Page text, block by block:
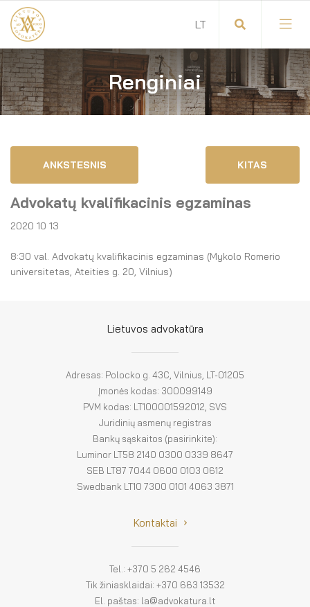
Visuotinis advokatų susirinkimas
Advokatų tarybos pirmininkas
Advokatų taryba
Komitetai
Garbės teismas
Administracija
Savitarna
Savivaldos teisės aktai
Dokumentų atmintinė
Gynėjas
DE
FR
Renginiai
ANKSTESNIS KITAS
Advokatų kvalifikacinis egzaminas
2020 10 13
8:30 val. Advokatų kvalifikacinis egzaminas (Mykolo Romerio
universitetas, Ateities g. 20, Vilnius)
Lietuvos advokatūra
Adresas: Polocko g. 43C, Vilnius, LT-01205
Įmonės kodas: 300099149
PVM kodas: LT100001592012, SVS
Juridinių asmenų registras
Bankų sąskaitos (pasirinkite):
Luminor LT58 2140 0300 0339 8647
SEB LT87 7044 0600 0103 0612
Swedbank LT10 7300 0101 4063 3871
Kontaktai
Tel.: +370 5 262 4546
Tik žiniasklaidai: +370 663 13532
El. paštas: la@advokatura.lt